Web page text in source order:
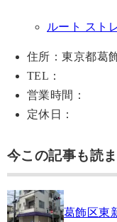
ルート スト
住所：東京都葛
TEL：
営業時間：
定休日：
今この記事も読
葛飾区東